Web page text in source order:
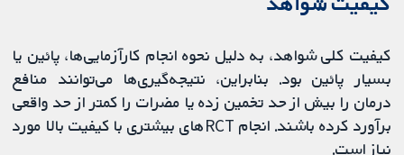
كیفیت كلی شواهد، به دلیل نحوه انجام کارآزمایی‌ها، پائین یا
بسیار پائین بود. بنابراین، نتیجه‌گیری‌ها می‌توانند منافع
درمان را بیش از حد تخمین زده یا مضرات را کمتر از حد واقعی
برآورد کرده باشند. انجام RCTهای بیشتری با کیفیت بالا مورد
نیاز است.